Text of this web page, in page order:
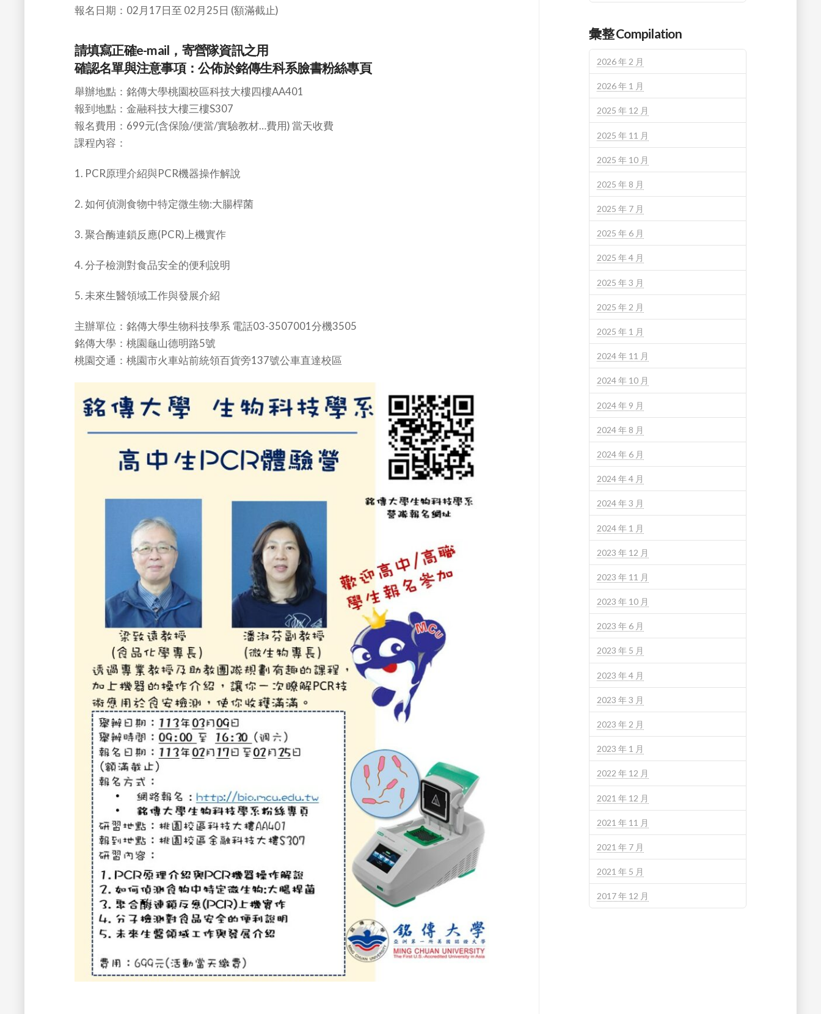
報名日期：02月17日至 02月25日 (額滿截止)
請填寫正確e-mail，寄營隊資訊之用
確認名單與注意事項：公佈於銘傳生科系臉書粉絲專頁
舉辦地點：銘傳大學桃園校區科技大樓四樓AA401
報到地點：金融科技大樓三樓S307
報名費用：699元(含保險/便當/實驗教材…費用) 當天收費
課程內容：
1. PCR原理介紹與PCR機器操作解說
2. 如何偵測食物中特定微生物:大腸桿菌
3. 聚合酶連鎖反應(PCR)上機實作
4. 分子檢測對食品安全的便利說明
5. 未來生醫領域工作與發展介紹
主辦單位：銘傳大學生物科技學系 電話03-3507001分機3505
銘傳大學：桃園龜山德明路5號
桃園交通：桃園市火車站前統領百貨旁137號公車直達校區
彙整 Compilation
2026 年 2 月
2026 年 1 月
2025 年 12 月
2025 年 11 月
2025 年 10 月
2025 年 8 月
2025 年 7 月
2025 年 6 月
2025 年 4 月
2025 年 3 月
2025 年 2 月
2025 年 1 月
2024 年 11 月
2024 年 10 月
2024 年 9 月
2024 年 8 月
2024 年 6 月
2024 年 4 月
2024 年 3 月
2024 年 1 月
2023 年 12 月
2023 年 11 月
2023 年 10 月
2023 年 6 月
2023 年 5 月
2023 年 4 月
2023 年 3 月
2023 年 2 月
2023 年 1 月
2022 年 12 月
2021 年 12 月
2021 年 11 月
2021 年 7 月
2021 年 5 月
2017 年 12 月